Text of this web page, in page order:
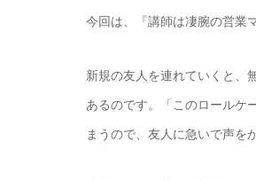
今回は、『講師は凄腕の営業
新規の友人を連れていくと、
あるのです。「このロールケ
まうので、友人に急いで声を